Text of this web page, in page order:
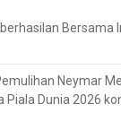
Bersama
Neymar
Piala Dunia 2026